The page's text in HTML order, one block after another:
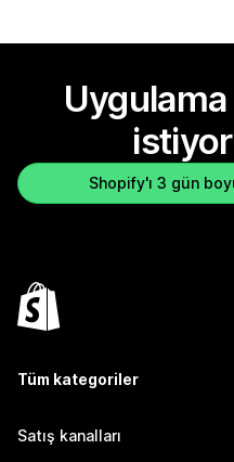
Shopify'ı 3 gün
Tüm kategoriler
Satış kanalları